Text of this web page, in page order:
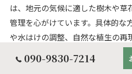
は、地元の気候に適した樹木や草
管理を心がけています。具体的な
や水はけの調整、自然な植生の再
りが実現します。
090-9830-7214